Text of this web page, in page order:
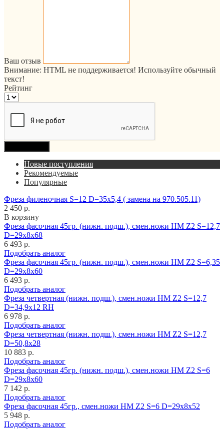
Ваш отзыв
Внимание: HTML не поддерживается! Используйте обычный
текст!
Рейтинг
Новые поступления
Рекомендуемые
Популярные
Фреза филеночная S=12 D=35x5,4 ( замена на 970.505.11)
2 450 р.
В корзину
Фреза фасочная 45гр. (нижн. подш.), смен.ножи HM Z2 S=12,7
D=29x8x68
6 493 р.
Подобрать аналог
Фреза фасочная 45гр. (нижн. подш.), смен.ножи HM Z2 S=6,35
D=29x8x60
6 493 р.
Подобрать аналог
Фреза четвертная (нижн. подш.), смен.ножи HM Z2 S=12,7
D=34,9x12 RH
6 978 р.
Подобрать аналог
Фреза четвертная (нижн. подш.), смен.ножи HM Z2 S=12,7
D=50,8x28
10 883 р.
Подобрать аналог
Фреза фасочная 45гр. (нижн. подш.), смен.ножи HM Z2 S=6
D=29x8x60
7 142 р.
Подобрать аналог
Фреза фасочная 45гр., смен.ножи HM Z2 S=6 D=29x8x52
5 948 р.
Подобрать аналог